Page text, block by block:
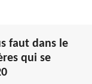
faut dans le
qui se